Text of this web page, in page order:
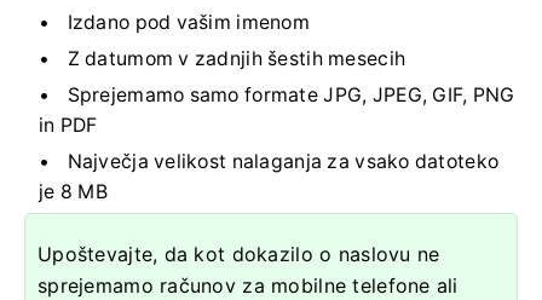
Izdano pod vašim imenom
Z datumom v zadnjih šestih mesecih
Sprejemamo samo formate JPG, JPEG, GIF, PNG
in PDF
Največja velikost nalaganja za vsako datoteko
je 8 MB
Upoštevajte, da kot dokazilo o naslovu ne
sprejemamo računov za mobilne telefone ali